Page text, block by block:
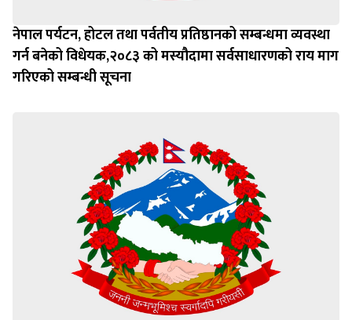
नेपाल पर्यटन, होटल तथा पर्वतीय प्रतिष्ठानको सम्बन्धमा व्यवस्था
गर्न बन‍ेको विधेयक,२०८३ को मस्यौदामा सर्वसाधारणको राय माग
गरिएको सम्बन्धी सूचना